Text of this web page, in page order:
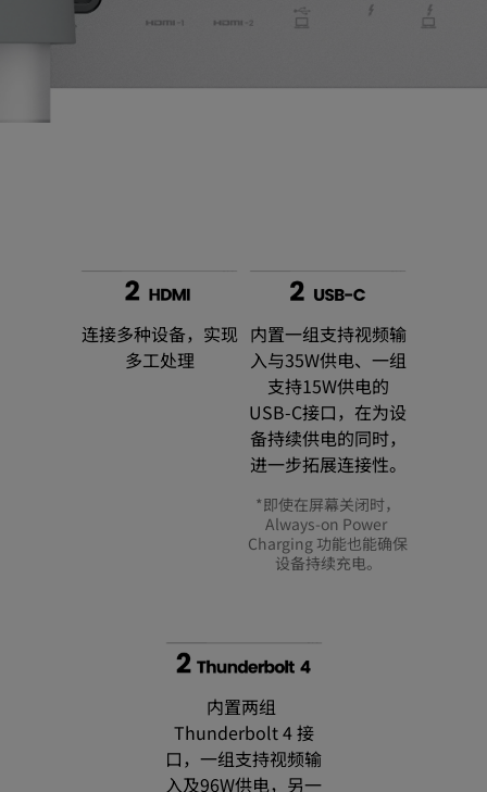
连接多种设备，实现
多工处理
内置一组支持视频输
入与35W供电、一组
支持15W供电的
USB‑C接口，在为设
备持续供电的同时，
进一步拓展连接性。
*即使在屏幕关闭时，
Always-on Power
Charging 功能也能确保
设备持续充电。
内置两组
Thunderbolt 4 接
口，一组支持视频输
入及96W供电，另一